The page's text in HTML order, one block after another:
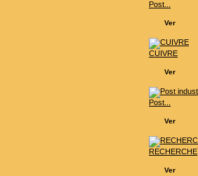
Post...
Ver
CUIVRE
Ver
Post...
Ver
RECHERCHE
Ver